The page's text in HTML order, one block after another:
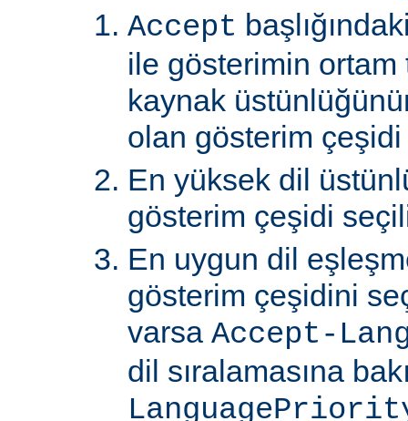
Accept
ile gösterimin
kaynak
olan gösterim
En yüksek dil
gösterim çeşidi
En uygun dil
gösterim çeşidini
varsa Accept-
dil sıralamasına